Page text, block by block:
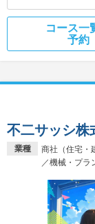
コース一
予約
業種
商社（住宅・
／機械・プラ
不二サッシ株